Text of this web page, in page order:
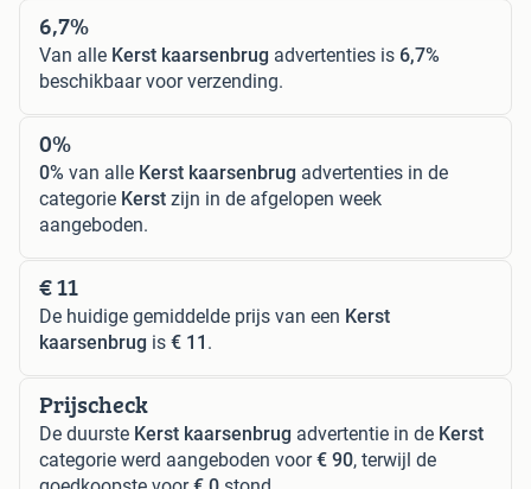
6,7%
Van alle Kerst kaarsenbrug advertenties is 6,7%
beschikbaar voor verzending.
0%
0% van alle Kerst kaarsenbrug advertenties in de
categorie Kerst zijn in de afgelopen week
aangeboden.
€ 11
De huidige gemiddelde prijs van een Kerst
kaarsenbrug is € 11 .
Prijscheck
De duurste Kerst kaarsenbrug advertentie in de Kerst
categorie werd aangeboden voor€ 90, terwijl de